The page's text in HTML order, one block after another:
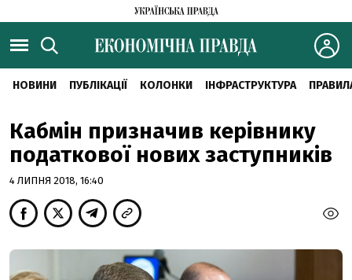
НОВИНИ ПУБЛІКАЦІЇ КОЛОНКИ ІНФРАСТРУКТУРА
Кабмін призначив керівнику
податкової нових заступників
4 ЛИПНЯ 2018, 16:40